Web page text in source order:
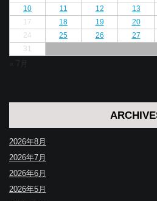
10
11 12 13
17
18 19 20
24
25 26 27
31
« 7月
2026年8月
2026年7月
2026年6月
2026年5月